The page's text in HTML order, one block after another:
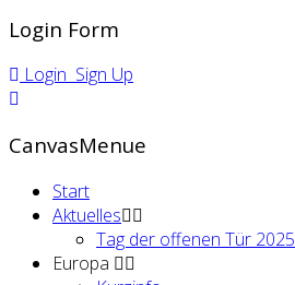
Login Form
Login Sign Up
CanvasMenue
Start
Aktuelles
Tag der offenen Tür 2025
Europa